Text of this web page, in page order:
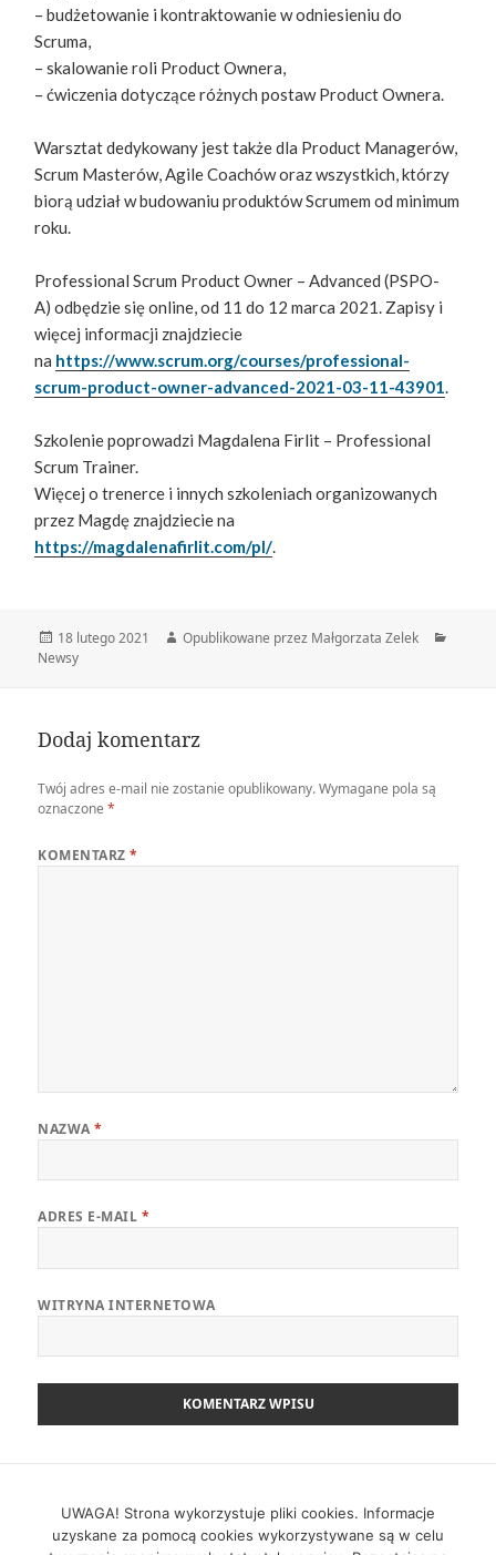
– budżetowanie i kontraktowanie w odniesieniu do
Scruma,
– skalowanie roli Product Ownera,
– ćwiczenia dotyczące różnych postaw Product Ownera.
Warsztat dedykowany jest także dla Product Managerów,
Scrum Masterów, Agile Coachów oraz wszystkich, którzy
biorą udział w budowaniu produktów Scrumem od minimum
roku.
Professional Scrum Product Owner – Advanced (PSPO-
A) odbędzie się online, od 11 do 12 marca 2021. Zapisy i
więcej informacji znajdziecie
na https://www.scrum.org/courses/professional-
scrum-product-owner-advanced-2021-03-11-43901.
Szkolenie poprowadzi Magdalena Firlit – Professional
Scrum Trainer.
Więcej o trenerce i innych szkoleniach organizowanych
przez Magdę znajdziecie na
https://magdalenafirlit.com/pl/.
Data
publikacji
18 lutego 2021 Autor
Opublikowane przez Małgorzata Zelek
Newsy
Dodaj komentarz
Twój adres e-mail nie zostanie opublikowany. Wymagane pola są
oznaczone*
KOMENTARZ*
NAZWA*
ADRES E-MAIL *
WITRYNA INTERNETOWA
Poprzedni
wpis:
Zarobki produktowców w 2020 roku
UWAGA! Strona wykorzystuje pliki cookies. Informacje
uzyskane za pomocą cookies wykorzystywane są w celu